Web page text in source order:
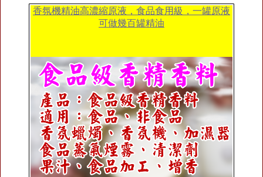
香氛機精油高濃縮原液，食品食用級，一罐原液
可做幾百罐精油